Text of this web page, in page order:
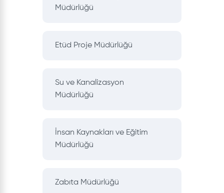
Müdürlüğü
Etüd Proje Müdürlüğü
Su ve Kanalizasyon
Müdürlüğü
İnsan Kaynakları ve Eğitim
Müdürlüğü
Zabıta Müdürlüğü